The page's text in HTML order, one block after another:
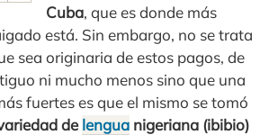
Cuba, que es donde más
está. Sin embargo, no se trata
sea originaria de estos pagos, de
ni mucho menos sino que una
fuertes es que el mismo se tomó
delengua nigeriana (ibibio)